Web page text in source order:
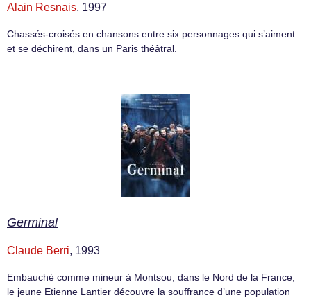
Alain Resnais, 1997
Chassés-croisés en chansons entre six personnages qui s’aiment
et se déchirent, dans un Paris théâtral.
Germinal
Claude Berri, 1993
Embauché comme mineur à Montsou, dans le Nord de la France,
le jeune Etienne Lantier découvre la souffrance d’une population